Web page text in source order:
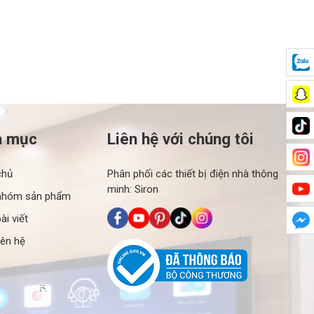
mục
sản phẩm
viết
hệ
Liên hệ với chúng tôi
Phân phối các thiết bị điện nhà thông
minh: Siron